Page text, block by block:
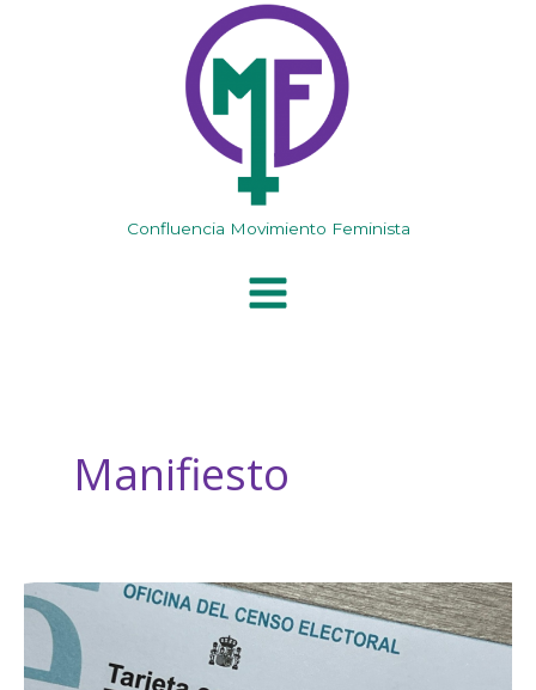
Confluencia Movimiento Feminista
Manifiesto